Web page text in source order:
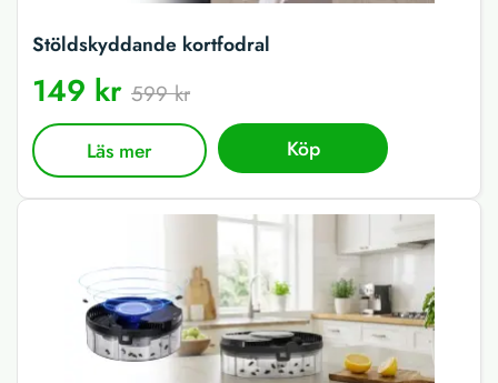
Stöldskyddande kortfodral
149 kr 599 kr
Läs mer Köp